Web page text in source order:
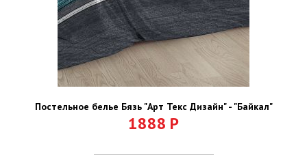
Постельное белье Бязь "Арт Текс Дизайн" - "Байкал"
1888 Р